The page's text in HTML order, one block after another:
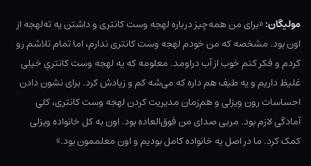
مولیگان:«برای من همه‌چیز درباره لهجه وست کانتری و داشتن یه ته‌لهجه از
اون بود. مشخصه که من خودم لهجه وست کانتری ندارم، اما تمام تلاشم رو
کردم و فکر کنم خوب از آب دراومد. معلومه که یه لهجه وست کانتریِ خیلی
غلیظ داریم و یه طیف هم داره که می‌شه کم و زیادش کرد. برای نشون دادن
احساسات رون ویزلی و هم‌زمان مدیریت کردن لهجه وست کانتری، کلی
آمادگی لازم بود. مربی صدای من فوق‌العاده بود. اون به کل خانواده ویزلی
کمک کرد. ما در اصل یه خانواده کامل بودیم و اون معلممون بود.»